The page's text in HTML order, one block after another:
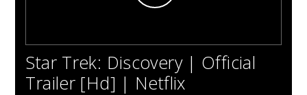
Star Trek: Discovery | Official
Trailer [Hd] | Netflix